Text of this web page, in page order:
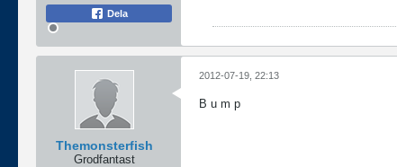
Dela
Themonsterfish
Grodfantast
2012-07-19, 22:13
B u m p